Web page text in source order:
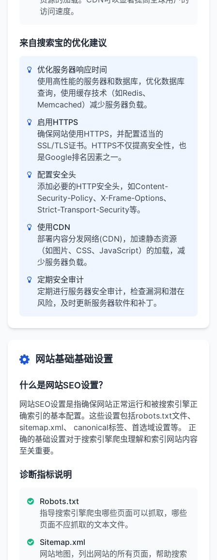
访问速度。
来自搜索宝的优化建议
优化服务器响应时间
使用高性能的服务器和数据库，优化数据库
查询，使用缓存技术（如Redis、
Memcached）减少服务器负载。
启用HTTPS
确保网站使用HTTPS，并配置适当的
SSL/TLS证书。HTTPS不仅提高安全性，也
是Google排名因素之一。
配置安全头
添加必要的HTTP安全头，如Content-
Security-Policy、X-Frame-Options、
Strict-Transport-Security等。
使用CDN
部署内容分发网络(CDN)，加速静态资源
（如图片、CSS、JavaScript）的加载，减
少服务器负载。
定期安全审计
定期进行服务器安全审计，检查漏洞和潜在
风险，及时更新服务器软件和补丁。
网站基础基础设置
什么是网站SEO设置？
网站SEO设置是指确保网站正常运行和被搜索引擎正
确索引的基本配置。这些设置包括robots.txt文件、
sitemap.xml、 canonical标签、首选域设置等。 正
确的基础设置对于搜索引擎爬虫理解和索引网站内容
至关重要。
诊断指标说明
Robots.txt
指导搜索引擎爬虫哪些页面可以抓取，哪些
页面不应抓取的文本文件。
Sitemap.xml
网站地图，列出网站的所有页面，帮助搜索